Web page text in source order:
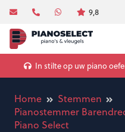
9,8
In stilte op uw piano
Home
Stemmen
Pianostemmer
Piano Select